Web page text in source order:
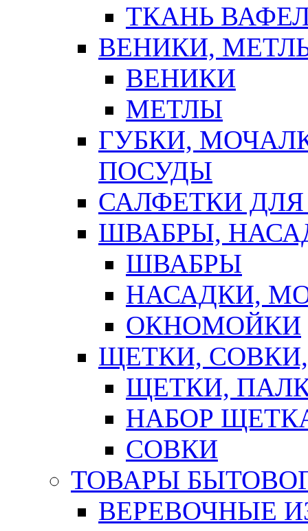
ТКАНЬ
ВЕНИКИ,
ВЕНИКИ
МЕТЛЫ
ГУБКИ,
ПОСУДЫ
САЛФЕТКИ
ШВАБРЫ,
ШВАБРЫ
НАСАДКИ,
ОКНОМОЙКИ
ЩЕТКИ,
ЩЕТКИ,
НАБОР
СОВКИ
ТОВАРЫ
ВЕРЕВОЧНЫЕ